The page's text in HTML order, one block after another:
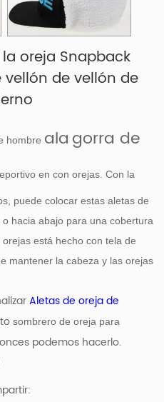
oreja Snapback
de vellón de
hombre alagorra de
en con orejas. Con la
puede colocar estas aletas de
hacia abajo para una cobertura
está hecho con tela de
mantener la cabeza y las orejas
Aletas de oreja de
sombrero de oreja para
podemos hacerlo.